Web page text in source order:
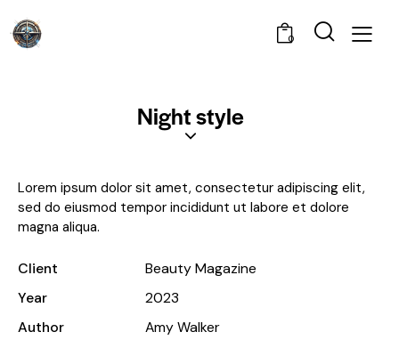
0
Night style
Lorem ipsum dolor sit amet, consectetur adipiscing elit,
sed do eiusmod tempor incididunt ut labore et dolore
magna aliqua.
Client
Beauty Magazine
Year
2023
Author
Amy Walker